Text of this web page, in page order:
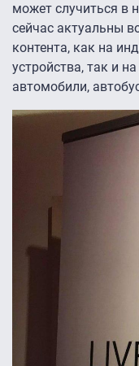
может случиться в
сейчас актуальны
контента, как на
устройства, так и
автомобили,